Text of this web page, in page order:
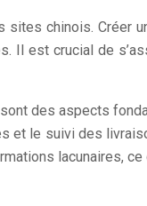
chinois.
Il est crucial de
des aspects
le suivi des
lacunaires,